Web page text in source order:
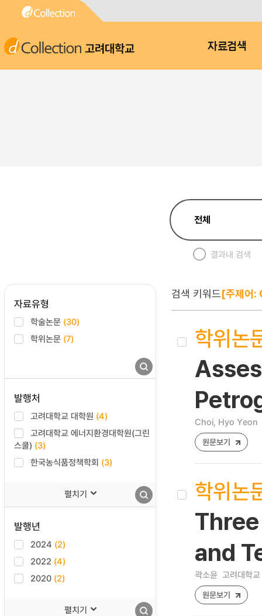
고려대학교 자료검색
결과내 검색
자료유형
학술논문 (30)
학위논문 (7)
발행처
고려대학교 대학원 (4)
고려대학교 에너지환경대학원(그린
스쿨) (3)
한국농식품정책학회 (3)
펼치기
발행년
2024 (2)
2022 (4)
2020 (2)
펼치기
검색 키워드[주제
학위논
Choi, Hyo Yeon
원문보기
학위논
and
곽소윤 고려대학
원문보기